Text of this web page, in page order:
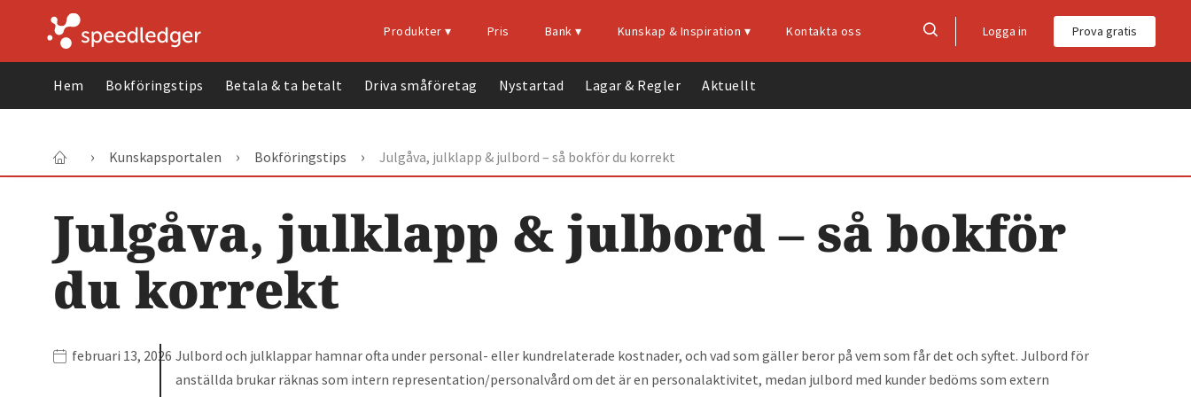
Produkter‍ ▾
Bokföringsprogram
Bokföring
Lär
känna
Fakturering
E-
Pris Bank ▾
bankkoppling
kunna föra över dina
bankkontohändelser
Kunskap & Inspiration ▾
– 10
tips
Kontakta oss Logga in Prova gratis
Hem Bokföringstips Betala & ta betalt Driva småföretag Nystartad Lagar & Regler Aktuellt
› Kunskapsportalen › Bokföringstips › Julgåva, julklapp & julbord – så bokför du korrekt
Julgåva, julklapp & julbord – så bokför
du korrekt
februari 13, 2026 Julbord och julklappar hamnar ofta under personal- eller kundrelaterade kostnader, och vad som gäller beror på vem som får det och syftet. Julbord för
anställda brukar räknas som intern representation/personalvård om det är en personalaktivitet, medan julbord med kunder bedöms som extern